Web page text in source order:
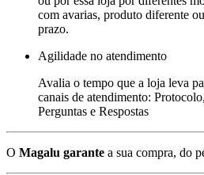
com avarias, produto diferente
prazo.
Agilidade no atendimento
Avalia o tempo que a loja leva
canais de atendimento:
Perguntas e Respostas
O Magalu garante a sua compra, do